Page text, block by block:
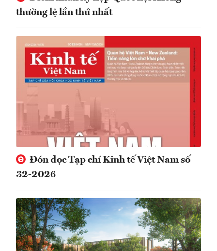
thường lệ lần thứ nhất
Đón đọc Tạp chí Kinh tế Việt Nam số
32-2026